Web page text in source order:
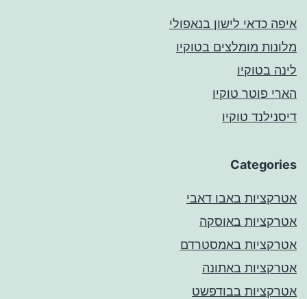
איפה כדאי לישון בנאפולי
מלונות מומלצים בטוקיו
לינה בטוקיו
הארי פוטר טוקיו
דיסנילנד טוקיו
Categories
אטרקציות באבו דאבי
אטרקציות באוסקה
אטרקציות באמסטרדם
אטרקציות באתונה
אטרקציות בבודפשט